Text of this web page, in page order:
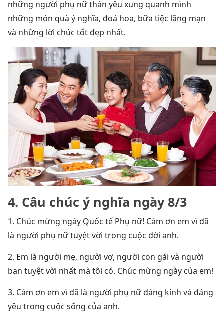
những người phụ nữ thân yêu xung quanh mình
những món quà ý nghĩa, đoá hoa, bữa tiệc lãng mạn
và những lời chúc tốt đẹp nhất.
4. Câu chúc ý nghĩa ngày 8/3
1. Chúc mừng ngày Quốc tế Phụ nữ! Cám ơn em vì đã
là người phụ nữ tuyệt vời trong cuộc đời anh.
2. Em là người mẹ, người vợ, người con gái và người
bạn tuyệt vời nhất mà tôi có. Chúc mừng ngày của em!
3. Cám ơn em vì đã là người phụ nữ đáng kính và đáng
yêu trong cuộc sống của anh.